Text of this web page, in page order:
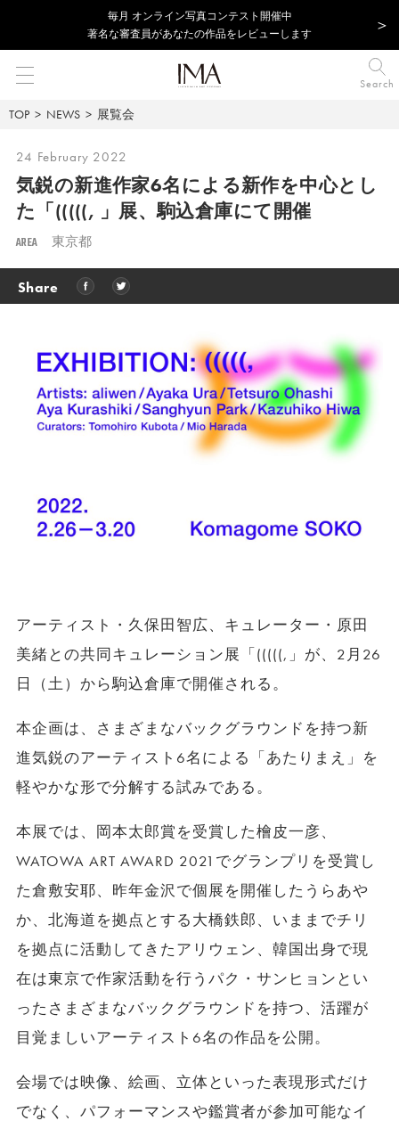
毎⽉ オンライン写真コンテスト開催中
著名な審査員があなたの作品をレビューします
Search
TOP NEWS 展覧会
24 February 2022
気鋭の新進作家6名による新作を中心とし
た「(((((, 」展、駒込倉庫にて開催
AREA 東京都
Share
アーティスト・久保田智広、キュレーター・原田
美緒との共同キュレーション展「(((((,」が、2月26
日（土）から駒込倉庫で開催される。
本企画は、さまざまなバックグラウンドを持つ新
進気鋭のアーティスト6名による「あたりまえ」を
軽やかな形で分解する試みである。
本展では、岡本太郎賞を受賞した檜皮一彦、
WATOWA ART AWARD 2021でグランプリを受賞し
た倉敷安耶、昨年金沢で個展を開催したうらあや
か、北海道を拠点とする大橋鉄郎、いままでチリ
を拠点に活動してきたアリウェン、韓国出身で現
在は東京で作家活動を行うパク・サンヒョンとい
ったさまざまなバックグラウンドを持つ、活躍が
目覚ましいアーティスト6名の作品を公開。
会場では映像、絵画、立体といった表現形式だけ
でなく、パフォーマンスや鑑賞者が参加可能なイ